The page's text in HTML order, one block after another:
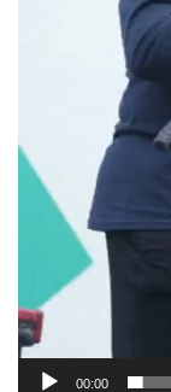
00:00